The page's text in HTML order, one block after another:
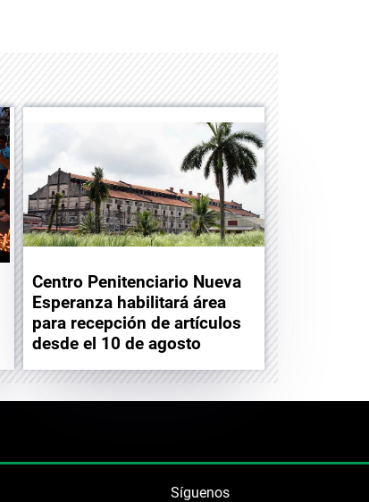
Centro Penitenciario Nueva
Esperanza habilitará área
para recepción de artículos
desde el 10 de agosto
Síguenos